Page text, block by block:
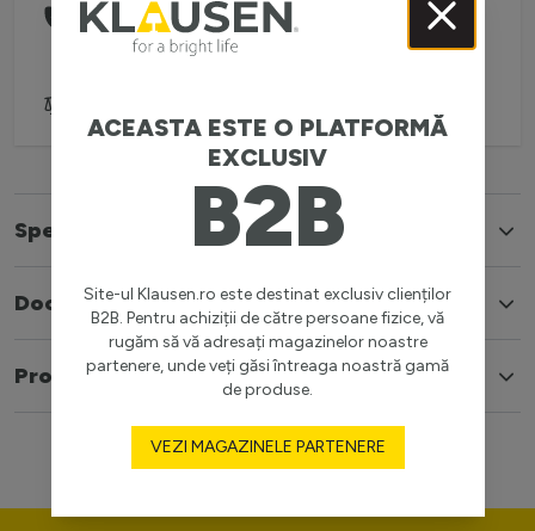
0738 757 210
(L-V: 08:30-16:00)
Specificatii
Documente
Produse similare
ACEASTA ESTE O PLATFORMĂ
EXCLUSIV
B2B
Site-ul Klausen.ro este destinat exclusiv clienților
B2B. Pentru achiziții de către persoane fizice, vă
rugăm să vă adresați magazinelor noastre
partenere, unde veți găsi întreaga noastră gamă
de produse.
VEZI MAGAZINELE PARTENERE